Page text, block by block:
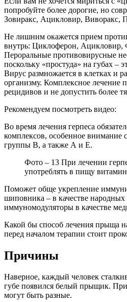
попробуйте более дорогие, но
Зовиракс, Ацикловир, Виворакс,
Не лишним окажется прием
внутрь: Циклоферон, Ацикловир,
Пероральные противовирусные
поскольку «простуда» на губах –
Вирус размножается в клетках и
организму. Комплексное лечение
рецидивов и не допустить более
Рекомендуем посмотреть видео:
Во время лечения герпеса
комплексов, особенное внимание
группы В, а также А и Е.
Фото – 13 При лечении
употреблять в пищу
Поможет обще укрепление
шиповника – в качестве народных
иммуномодуляторы в качестве
Какой бы способ лечения прыща
перед началом терапии стоит
Причины
Наверное, каждый человек
губе появился белый прыщик.
могут быть разные.